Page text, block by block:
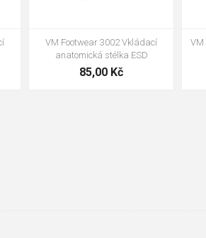
VM Footwear 3009 Vkládací
stélka
124,00 Kč